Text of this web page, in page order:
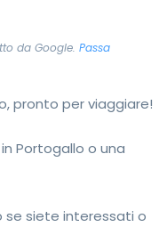
da Google. Passa
pronto per viaggiare!
Portogallo o una
se siete interessati o